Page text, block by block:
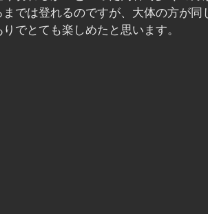
では登れるのですが、大体の方が
でとても楽しめたと思います。